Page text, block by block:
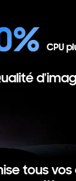
tous